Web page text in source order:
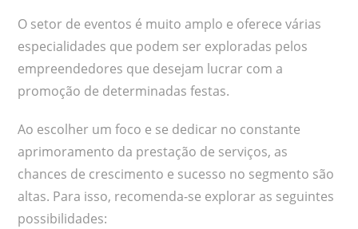
O setor de eventos é muito amplo e oferece várias
especialidades que podem ser exploradas pelos
empreendedores que desejam lucrar com a
promoção de determinadas festas.
Ao escolher um foco e se dedicar no constante
aprimoramento da prestação de serviços, as
chances de crescimento e sucesso no segmento são
altas. Para isso, recomenda-se explorar as seguintes
possibilidades: